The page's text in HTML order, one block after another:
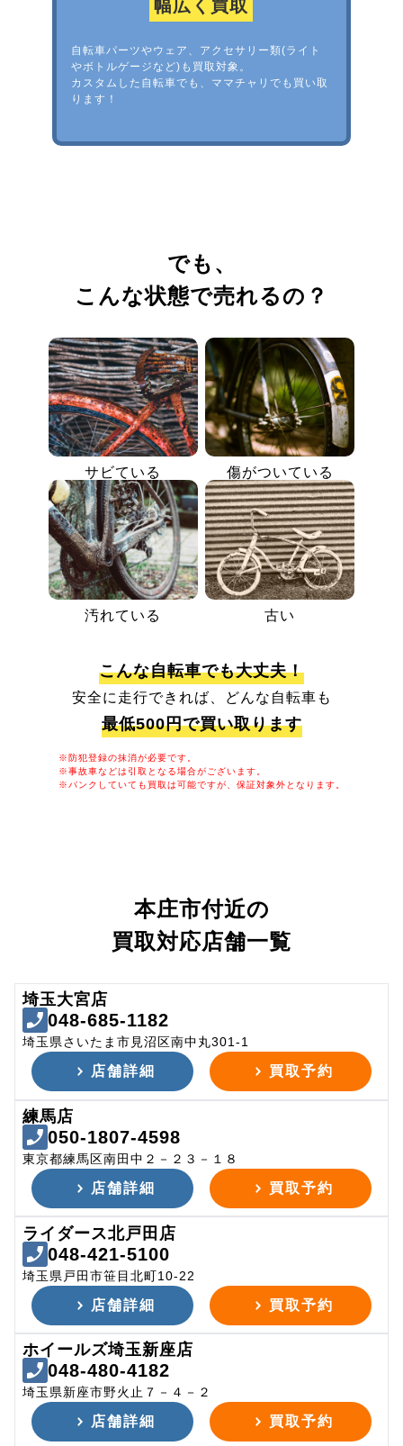
幅広く買取
自転車パーツやウェア、アクセサリー類(ライト
やボトルゲージなど)も買取対象。
カスタムした自転車でも、ママチャリでも買い取
ります！
でも、
こんな状態で売れるの？
サビている 傷がついている
汚れている 古い
こんな自転車でも大丈夫！
安全に走行できれば、どんな自転車も
最低500円で買い取ります
※防犯登録の抹消が必要です。
※事故車などは引取となる場合がございます。
※パンクしていても買取は可能ですが、保証対象外となります。
本庄市付近の
買取対応店舗一覧
埼玉大宮店
048-685-1182
埼玉県さいたま市見沼区南中丸301-1
店舗詳細 買取予約
練馬店
050-1807-4598
東京都練馬区南田中２－２３－１８
店舗詳細 買取予約
ライダース北戸田店
048-421-5100
埼玉県戸田市笹目北町10-22
店舗詳細 買取予約
ホイールズ埼玉新座店
048-480-4182
埼玉県新座市野火止７－４－２
店舗詳細 買取予約